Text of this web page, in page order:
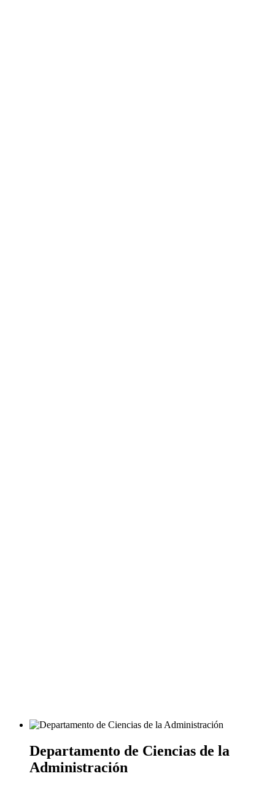
Departamento de Ciencias de la
Administración